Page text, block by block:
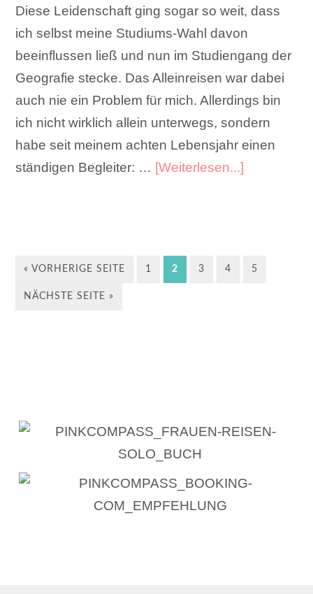
Diese Leidenschaft ging sogar so weit, dass
ich selbst meine Studiums-Wahl davon
beeinflussen ließ und nun im Studiengang der
Geografie stecke. Das Alleinreisen war dabei
auch nie ein Problem für mich. Allerdings bin
ich nicht wirklich allein unterwegs, sondern
habe seit meinem achten Lebensjahr einen
ständigen Begleiter: … [Weiterlesen...]
« VORHERIGE SEITE 1 2 3 4 5
NÄCHSTE SEITE »